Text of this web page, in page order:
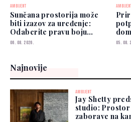
AMBIJENT
Sunčana prostorija može
biti izazov za uređenje:
Odaberite pravu boju
zidova
06. 08. 2026. 05. 08.
Najnovije
AMBIJENT
Jay Shetty
studio: Prostor
zaborave na